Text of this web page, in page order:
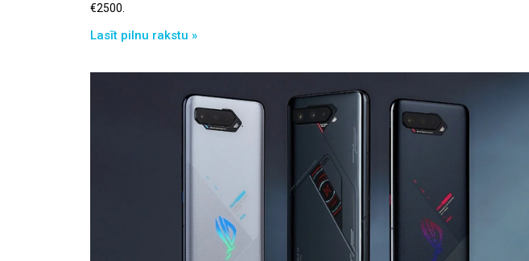
€2500.
Lasīt pilnu rakstu »